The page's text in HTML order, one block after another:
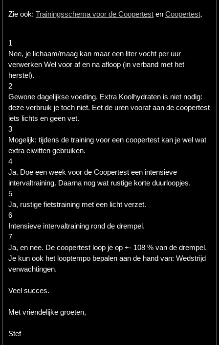
Zie ook: Trainingsschema voor de Coopertest en Coopertest.
1
Nee, je lichaam/maag kan maar een liter vocht per uur
verwerken Wel voor af en na afloop (in verband met het
herstel).
2
Gewone dagelijkse voeding. Extra Koolhydraten is niet nodig:
deze verbruik je toch niet. Eet de uren vooraf aan de coopertest
iets lichts en geen vet.
3
Mogelijk: tijdens de training voor een coopertest kan je wel wat
extra eiwitten gebruiken.
4
Ja. Doe een week voor de Coopertest een intensieve
intervaltraining. Daarna nog wat rustige korte duurloopjes.
5
Ja, rustige fietstraining met een licht verzet.
6
Intensieve intervaltraining rond de drempel.
7
Ja, en nee. De coopertest loop je op +- 108 % van de drempel.
Je kun ook het looptempo bepalen aan de hand van: Wedstrijd
verwachtingen.
Veel succes.
Met vriendelijke groeten,
Stef